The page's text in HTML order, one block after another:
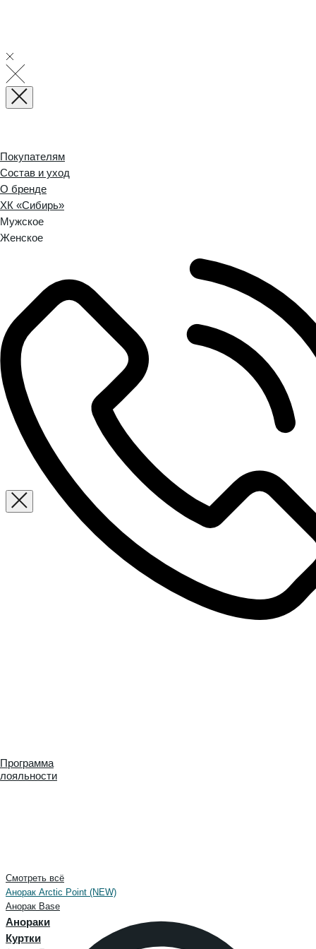
Покупателям
Состав и уход
О бренде
ХК «Сибирь»
Мужское
Женское
Программа
лояльности
Смотреть всё
Анорак Arctic Point (NEW)
Анорак Base
Анораки
Куртки